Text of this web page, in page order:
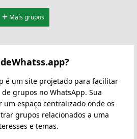
Mais grupos
é um site projetado para facilitar
grupos no WhatsApp. Sua
espaço centralizado onde os
grupos relacionados a uma
e temas.